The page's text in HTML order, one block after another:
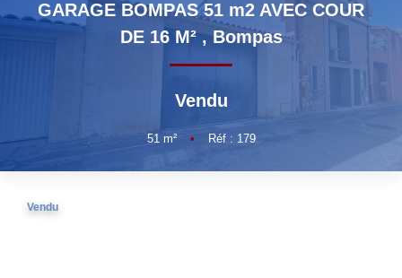
ESTIMATION
NOS BIENS VENDUS
NOS AGENCES
GARAGE BOMPAS 51 m2 AVEC COUR
DE 16 M² ,Bompas
Vendu
51 m² • Réf : 179
Vendu